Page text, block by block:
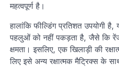
महत्वपूर्ण है।
हालांकि फील्डिंग प्रतिशत उपयोगी है,
पहलुओं को नहीं पकड़ता है, जैसे कि
क्षमता। इसलिए, एक खिलाड़ी की
लिए इसे अन्य रक्षात्मक मैट्रिक्स के